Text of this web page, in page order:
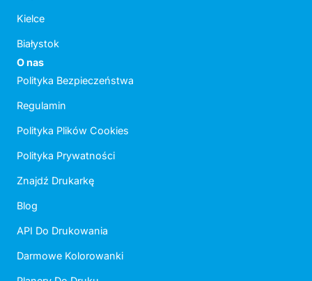
Kielce
Białystok
O nas
Polityka Bezpieczeństwa
Regulamin
Polityka Plików Cookies
Polityka Prywatności
Znajdź Drukarkę
Blog
API Do Drukowania
Darmowe Kolorowanki